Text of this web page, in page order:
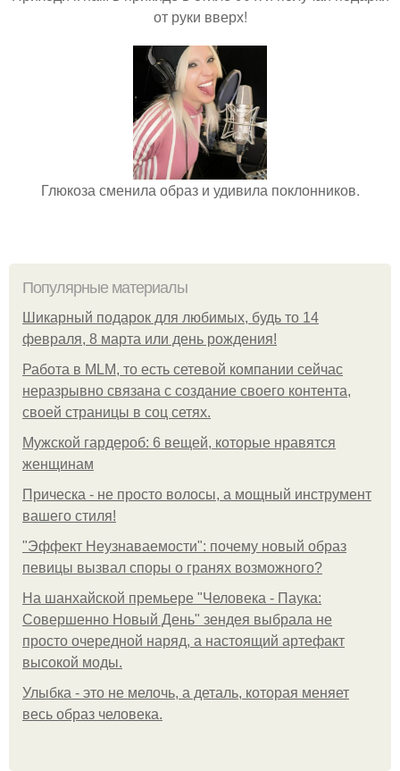
от руки вверх!
Глюкоза сменила образ и удивила поклонников.
Популярные материалы
Шикарный подарок для любимых, будь то 14
февраля, 8 марта или день рождения!
Работа в MLM, то есть сетевой компании сейчас
неразрывно связана с создание своего контента,
своей страницы в соц сетях.
Мужской гардероб: 6 вещей, которые нравятся
женщинам
Прическа - не просто волосы, а мощный инструмент
вашего стиля!
"Эффект Неузнаваемости": почему новый образ
певицы вызвал споры о гранях возможного?
На шанхайской премьере "Человека - Паука:
Совершенно Новый День" зендея выбрала не
просто очередной наряд, а настоящий артефакт
высокой моды.
Улыбка - это не мелочь, а деталь, которая меняет
весь образ человека.